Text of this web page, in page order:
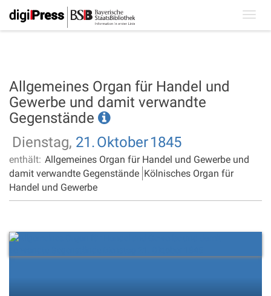
Allgemeines Organ für Handel und
Gewerbe und damit verwandte
Gegenstände
Dienstag, 21.Oktober1845
enthält: Allgemeines Organ für Handel und Gewerbe und
damit verwandte Gegenstände Kölnisches Organ für
Handel und Gewerbe